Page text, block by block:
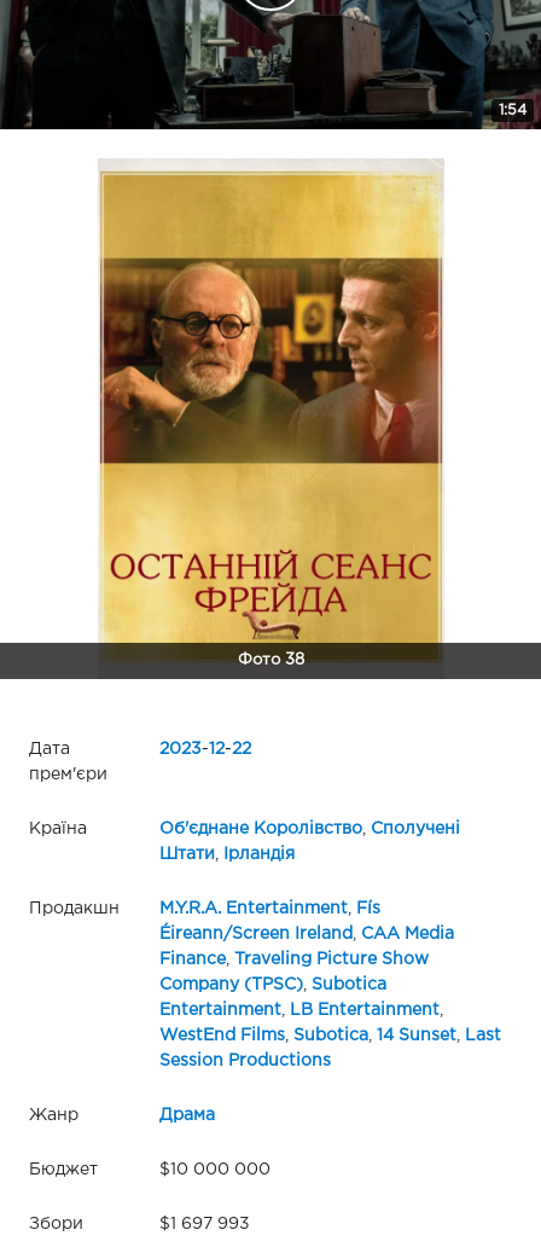
1:54
Фото 38
Дата
прем'єри
2023-12-22
Країна Об'єднане Королівство,
Сполучені
Штати
Ірландія
Продакшн M.Y.R.A. Entertainment,
Fís
Éireann/Screen Ireland
CAA Media
Finance,
Traveling Picture Show
Company (TPSC), Subotica
Entertainment, LB Entertainment,
WestEnd Films, Subotica, 14 Sunset,
Last
Session Productions
Жанр Драма
Бюджет $10 000 000
Збори $1 697 993